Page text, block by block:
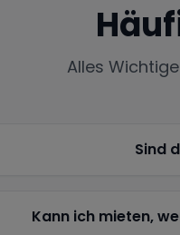
Alles
Sind
Kann ich mieten,